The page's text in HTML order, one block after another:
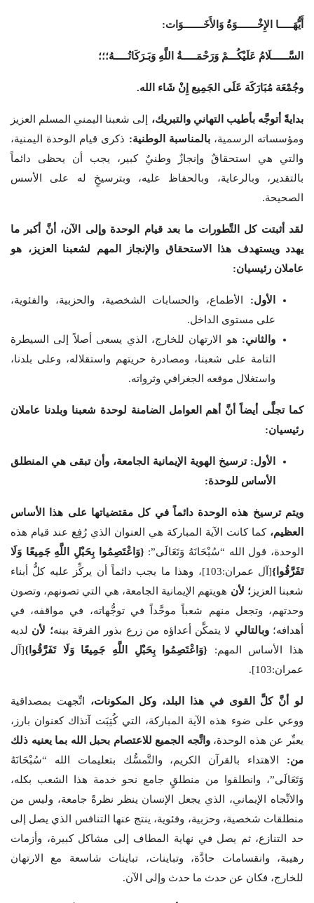
أَيُّهَـــــا الإِخْـــــــوَةُ وَالأَخَـــــــوَات:
السَّــــــلَامُ عَلَيْكُـــمْ وَرَحْمَـــــةُ اللَّهِ وَبَـرَكَاتُـــــهُ؛؛؛
وجُمْعَة مُبَارَكَة عَلَى الجَمِيع إِنْ شَاء الله.
بدايةً أتوجَّه بأطيب التهاني والتبريك، إلى شعبنا اليمني المسلم العزيز
ومؤسساته الرسمية،بالمناسبة الوطنية: ذكرى قيام الوحدة اليمنية،
والتي هي استحقاقٌ وإنجازٌ وطنيٌ كبير، يجب أن يحظى دائماً
بالتقدير، وبالرعاية، وبالحفاظ عليه، وبترسيخٍ له على الأسس
الصحيحة.
لقد أثبتت كل التَّطورات ما بعد قيام الوحدة وإلى الآن، أنَّ أكبر ما
يهدد ويستهدف هذا الاستحقاق والإنجاز المهم لشعبنا العزيز، هو
عاملان رئيسيان:
الأول: الأطماع، والحسابات الشخصية، والحزبية، والفئوية،
على مستوى الداخل.
والثاني: هو الارتهان للخارج، الذي يسعى أصلاً إلى السيطرة
التامة على شعبنا، ومصادرة حريتهم واستقلاله، وعلى بلدنا،
واستغلال موقعه الجغرافي وثرواته.
كما تجلَّى أيضاً أنَّ أهم العوامل الضامنة لوحدة شعبنا وبلدنا عاملان
رئيسيان:
الأول: ترسيخ الهوية الإيمانية الجامعة، وأن تبقى هي المنطلق
الأساس للوحدة:
ويتم ترسيخ هذه الوحدة دائماً في كل مقتضياتها على هذا الأساس
العظيم،كما كانت الآية المباركة هي العنوان الذي رُفِع عند قيام هذه
الوحدة، قول الله “سُبْحَانَهُ وَتَعَالَى”:{وَاعْتَصِمُوا بِحَبْلِ اللَّهِ جَمِيعًا وَلَا
تَفَرَّقُوا }
[آل عمران:103]، وهذا ما يجب دائماً أن يركِّز عليه كلُّ أبناء
شعبنا العزيز؛ لأن هويتهم الإيمانية الجامعة، هي التي تصونهم، وتصون
وحدتهم، وتجعل منهم شعباً موحَّداً في توجُّهاته، في مواقفه، في
أهدافه؛وبالتالي لا يتمكَّن أعداؤه من زرع بذور الفرقة بينه؛ لأن لديه
هذا الأساس المهم: {وَاعْتَصِمُوا بِحَبْلِ اللَّهِ جَمِيعًا وَلَا تَفَرَّقُوا }[آل
عمران:103].
لو أنَّ كلَّ القوى في هذا البلد، وكل المكونات، اتِّجهت بمصداقية
ووعي على ضوء هذه الآية المباركة، التي كُتِبَت آنذاك كعنوان بارز،
يعبِّر عن هذه الوحدة،واتَّجه الجميع للاعتصام بحبل الله بما يعنيه ذلك
من: الاهتداء بالقرآن الكريم، والتَّمسُّك بتعليمات الله “سُبْحَانَهُ
وَتَعَالَى”، وانطلقوا من منطلقٍ جامع نحو خدمة هذا الشعب بكله،
والاتِّجاه الإيماني، الذي يجعل الإنسان ينظر نظرةً جامعة، وليس من
منطلقات شخصية، وحزبية، وفئوية، ينتج عنها التنافس الذي يصل إلى
حد التنازع، ثم يصل في نهاية المطاف إلى مشاكل كبيرة، وأزمات
رهيبة، وانقسامات حادَّة، وتباينات، تباينات شاسعة مع الارتهان
للخارج، فكان عن حدث ما حدث وإلى الآن.